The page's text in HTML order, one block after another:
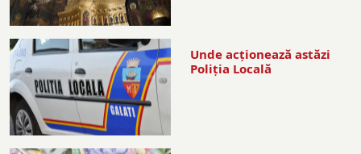
Unde acționează astăzi
Poliția Locală